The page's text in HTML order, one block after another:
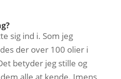
sig ind i. Som jeg
der over 100 olier i
betyder jeg stille og